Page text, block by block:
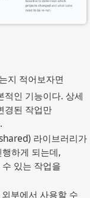
지 적어보자면
적인 기능이다. 상세
경된 작업만
라이브러리가
하게 되는데,
있는 작업을
부에서 사용할 수